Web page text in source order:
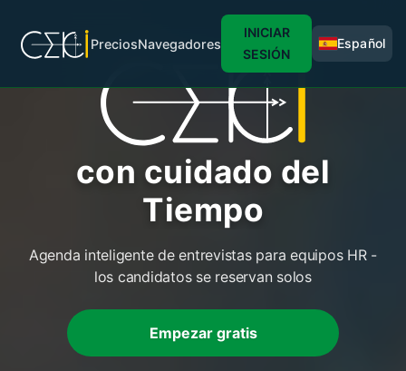
PreciosNavegadores
INICIAR
SESIÓN
Español
con cuidado del
Tiempo
Agenda inteligente de entrevistas para equipos HR -
los candidatos se reservan solos
Empezar gratis